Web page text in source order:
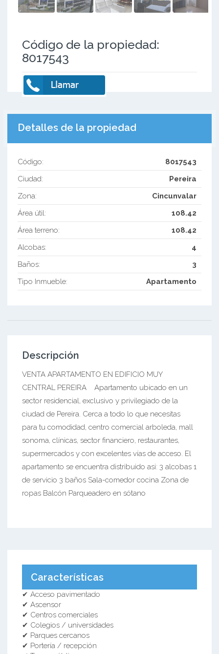
Código de la propiedad:
8017543
Detalles de la propiedad
Código:
8017543
Ciudad:
Pereira
Zona:
Cincunvalar
Área útil:
108.42
Área terreno:
108.42
Alcobas:
4
Baños:
3
Tipo Inmueble:
Apartamento
Descripción
VENTA APARTAMENTO EN EDIFICIO MUY
CENTRAL PEREIRA Apartamento ubicado en un
sector residencial, exclusivo y privilegiado de la
ciudad de Pereira. Cerca a todo lo que necesitas
para tu comodidad, centro comercial arboleda, mall
sonoma, clínicas, sector financiero, restaurantes,
supermercados y con excelentes vías de acceso. El
apartamento se encuentra distribuido asi: 3 alcobas 1
de servicio 3 baños Sala-comedor cocina Zona de
ropas Balcón Parqueadero en sótano
Características
✔ Acceso pavimentado
✔ Ascensor
✔ Centros comerciales
✔ Colegios / universidades
✔ Parques cercanos
✔ Portería / recepción